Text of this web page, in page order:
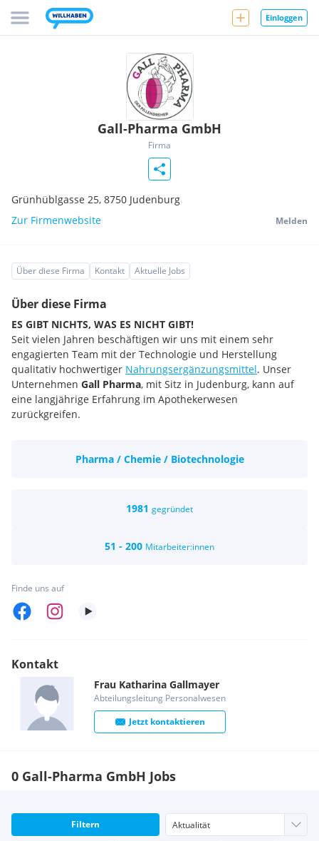
Einloggen
Gall-Pharma GmbH
Firma
Grünhüblgasse 25, 8750 Judenburg
Zur Firmenwebsite
Melden
Über diese Firma Kontakt Aktuelle Jobs
Über diese Firma
ES GIBT NICHTS, WAS ES NICHT GIBT!
Seit vielen Jahren beschäftigen wir uns mit einem sehr
engagierten Team mit der Technologie und Herstellung
qualitativ hochwertiger Nahrungsergänzungsmittel. Unser
Unternehmen Gall Pharma, mit Sitz in Judenburg, kann auf
eine langjährige Erfahrung im Apothekerwesen
zurückgreifen.
Pharma / Chemie / Biotechnologie
1981 gegründet
51 - 200 Mitarbeiter:innen
Finde uns auf
Kontakt
Frau Katharina Gallmayer
Abteilungsleitung Personalwesen
Jetzt kontaktieren
0 Gall-Pharma GmbH Jobs
Filtern